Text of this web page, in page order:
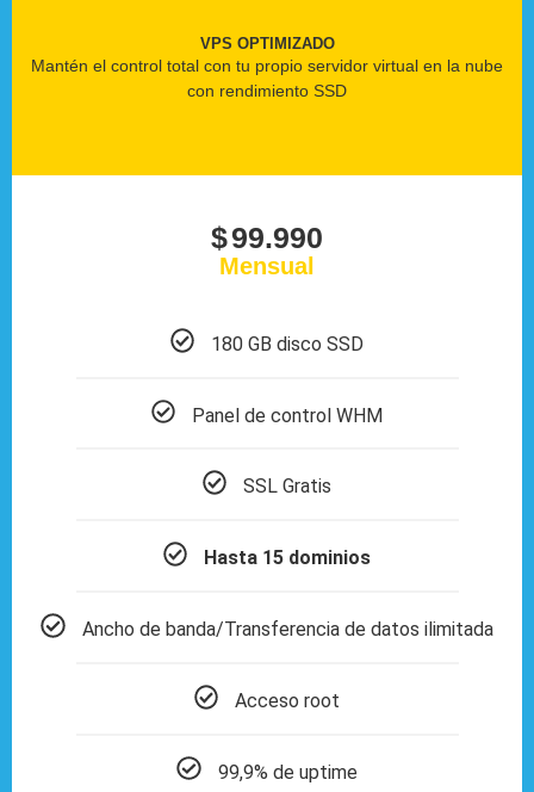
VPS OPTIMIZADO
Mantén el control total con tu propio servidor virtual en la nube
con rendimiento SSD
$99.990
Mensual
180 GB disco SSD
Panel de control WHM
SSL Gratis
Hasta 15 dominios
Ancho de banda/Transferencia de datos ilimitada
Acceso root
99,9% de uptime